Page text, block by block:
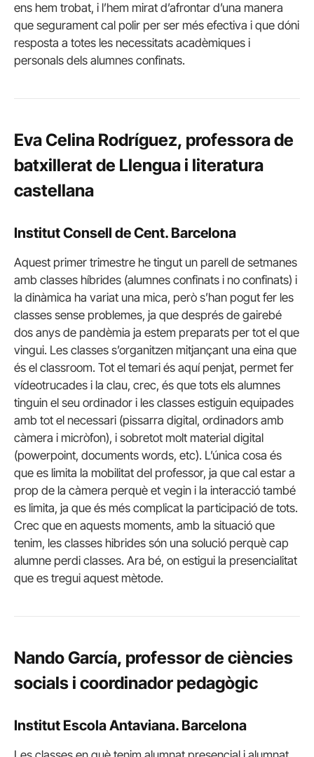
ens hem trobat, i l’hem mirat d’afrontar d’una manera
que segurament cal polir per ser més efectiva i que dóni
resposta a totes les necessitats acadèmiques i
personals dels alumnes confinats.
Eva Celina Rodríguez, professora de
batxillerat de Llengua i literatura
castellana
Institut Consell de Cent. Barcelona
Aquest primer trimestre he tingut un parell de setmanes
amb classes híbrides (alumnes confinats i no confinats) i
la dinàmica ha variat una mica, però s’han pogut fer les
classes sense problemes, ja que després de gairebé
dos anys de pandèmia ja estem preparats per tot el que
vingui. Les classes s’organitzen mitjançant una eina que
és el classroom. Tot el temari és aquí penjat, permet fer
vídeotrucades i la clau, crec, és que tots els alumnes
tinguin el seu ordinador i les classes estiguin equipades
amb tot el necessari (pissarra digital, ordinadors amb
càmera i micròfon), i sobretot molt material digital
(powerpoint, documents words, etc). L’única cosa és
que es limita la mobilitat del professor, ja que cal estar a
prop de la càmera perquè et vegin i la interacció també
es limita, ja que és més complicat la participació de tots.
Crec que en aquests moments, amb la situació que
tenim, les classes hibrides són una solució perquè cap
alumne perdi classes. Ara bé, on estigui la presencialitat
que es tregui aquest mètode.
Nando García, professor de ciències
socials i coordinador pedagògic
Institut Escola Antaviana. Barcelona